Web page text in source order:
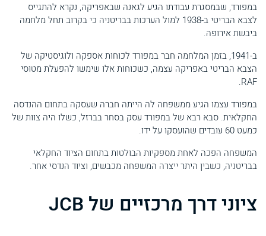
במפורד, שבמסגרת עבודתו הגיע לגאנה שבאפריקה, נקרא להתגייס
לצבא הבריטי ב-1938 למול הערכות בבריטניה כי בקרוב תחל מלחמה
ביבשת אירופה.
ב-1941, בזמן המלחמה חבר במפורד לכוחות אספקה ולוגיסטיקה של
הצבא הבריטי באפריקה עצמה, כשכוחות אלו שימשו להפעלת מטוסי
RAF.
במפורד עצמו הגיע ממשפחה לה הייתה חברה שעסקה בתחום ההנדסה
החקלאית. סבא רבא של במפורד עסק בסחר בברזל, כשלו היה צוות של
כמעט 60 עובדים שהועסקו על ידו.
המשפחה הפכה לאחת מספקיות הבולטות בתחום הציוד החקלאי
בבריטניה, כשבין היתר ייצרה המשפחה מכבשים, וציוד הנדסי אחר.
ציוני דרך מרכזיים של JCB